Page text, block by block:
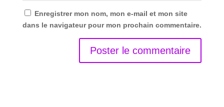
Enregistrer mon nom, mon e-mail et mon site
dans le navigateur pour mon prochain commentaire.